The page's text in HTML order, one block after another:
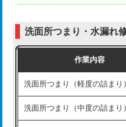
モルタル補修（厚さ10㎝まで
モルタル補修（厚さ10㎝超え
洗面台設置
（P/S/ポップアップ））
交換・取付（その他部品）
持込商品取付（単水栓）
持込商品取付（混合水栓）
持込商品取付（浄水器・分岐
洗面所つまり・水漏れ
作業内容
洗面所つまり（軽度の詰まり）
洗面所つまり（中度の詰まり）